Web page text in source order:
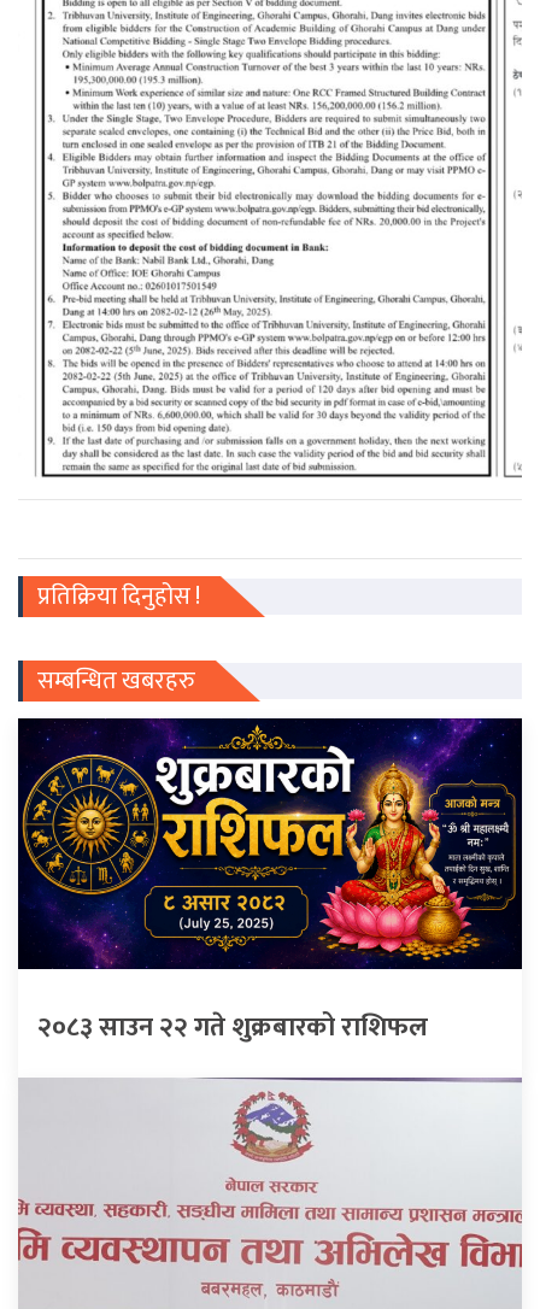
प्रतिक्रिया दिनुहोस !
सम्बन्धित खबरहरु
२०८३ साउन २२ गते शुक्रबारको राशिफल